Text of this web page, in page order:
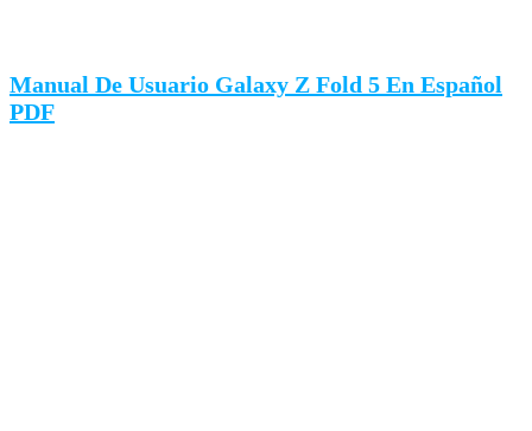
Manual De Usuario Galaxy Z Fold 5 En Español
PDF